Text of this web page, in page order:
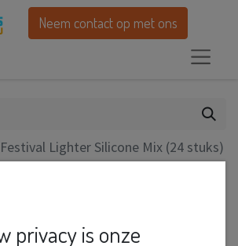
Neem contact op met ons
Festival Lighter Silicone Mix (24 stuks)
privacy is onze